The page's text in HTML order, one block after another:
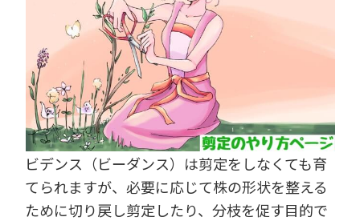
ビデンス（ビーダンス）は剪定をしなくても育
てられますが、必要に応じて株の形状を整える
ために切り戻し剪定したり、分枝を促す目的で